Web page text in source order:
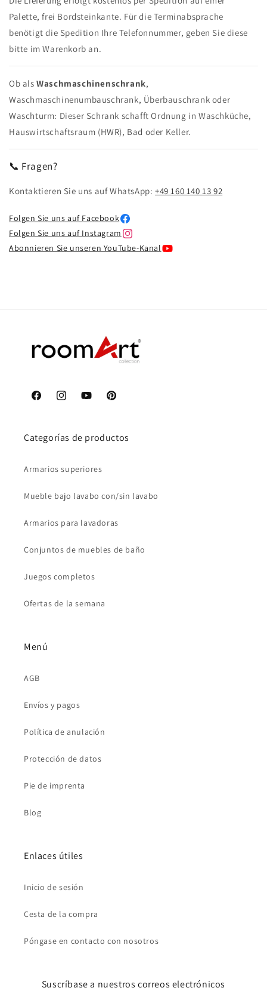
Palette, frei Bordsteinkante. Für die Terminabsprache
benötigt die Spedition Ihre Telefonnummer, geben Sie diese
bitte im Warenkorb an.
Ob alsWaschmaschinenschrank,
Waschmaschinenumbauschrank, Überbauschrank oder
Waschturm: Dieser Schrank schafft Ordnung in Waschküche,
Hauswirtschaftsraum (HWR), Bad oder Keller.
📞 Fragen?
Kontaktieren Sie uns auf WhatsApp:+49 160 140 13 92
Folgen Sie uns auf Facebook
Folgen Sie uns auf Instagram
Abonnieren Sie unseren YouTube-Kanal
FacebookInstagramYouTubePinterest
Categorías de productos
Armarios superiores
Mueble bajo lavabo con/sin lavabo
Armarios para lavadoras
Conjuntos de muebles de baño
Juegos completos
Ofertas de la semana
Menú
AGB
Envíos y pagos
Política de anulación
Protección de datos
Pie de imprenta
Blog
Enlaces útiles
Inicio de sesión
Cesta de la compra
Póngase en contacto con nosotros
Suscríbase a nuestros correos electrónicos